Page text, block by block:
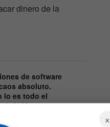
dinero de la
de software
absoluto.
lo es todo el
de la IA
×